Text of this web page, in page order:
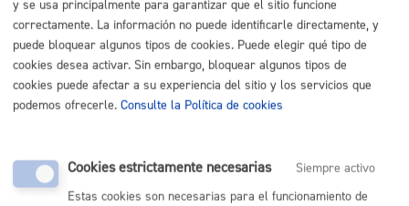
de edificios de Alza - Fase 3
* Online con certificado electrónico
ONLINE
PRESENCIAL
TELÉFONO
Registro general: presentar alegaciones o recursos en un
expediente
y se usa principalmente para garantizar que el sitio funcione
correctamente. La información no puede identificarle directamente, y
puede bloquear algunos tipos de cookies. Puede elegir qué tipo de
cookies desea activar. Sin embargo, bloquear algunos tipos de
cookies puede afectar a su experiencia del sitio y los servicios que
podemos ofrecerle. Consulte la Política de cookies
Cookies estrictamente necesarias
Siempre activo
Estas cookies son necesarias para el funcionamiento de